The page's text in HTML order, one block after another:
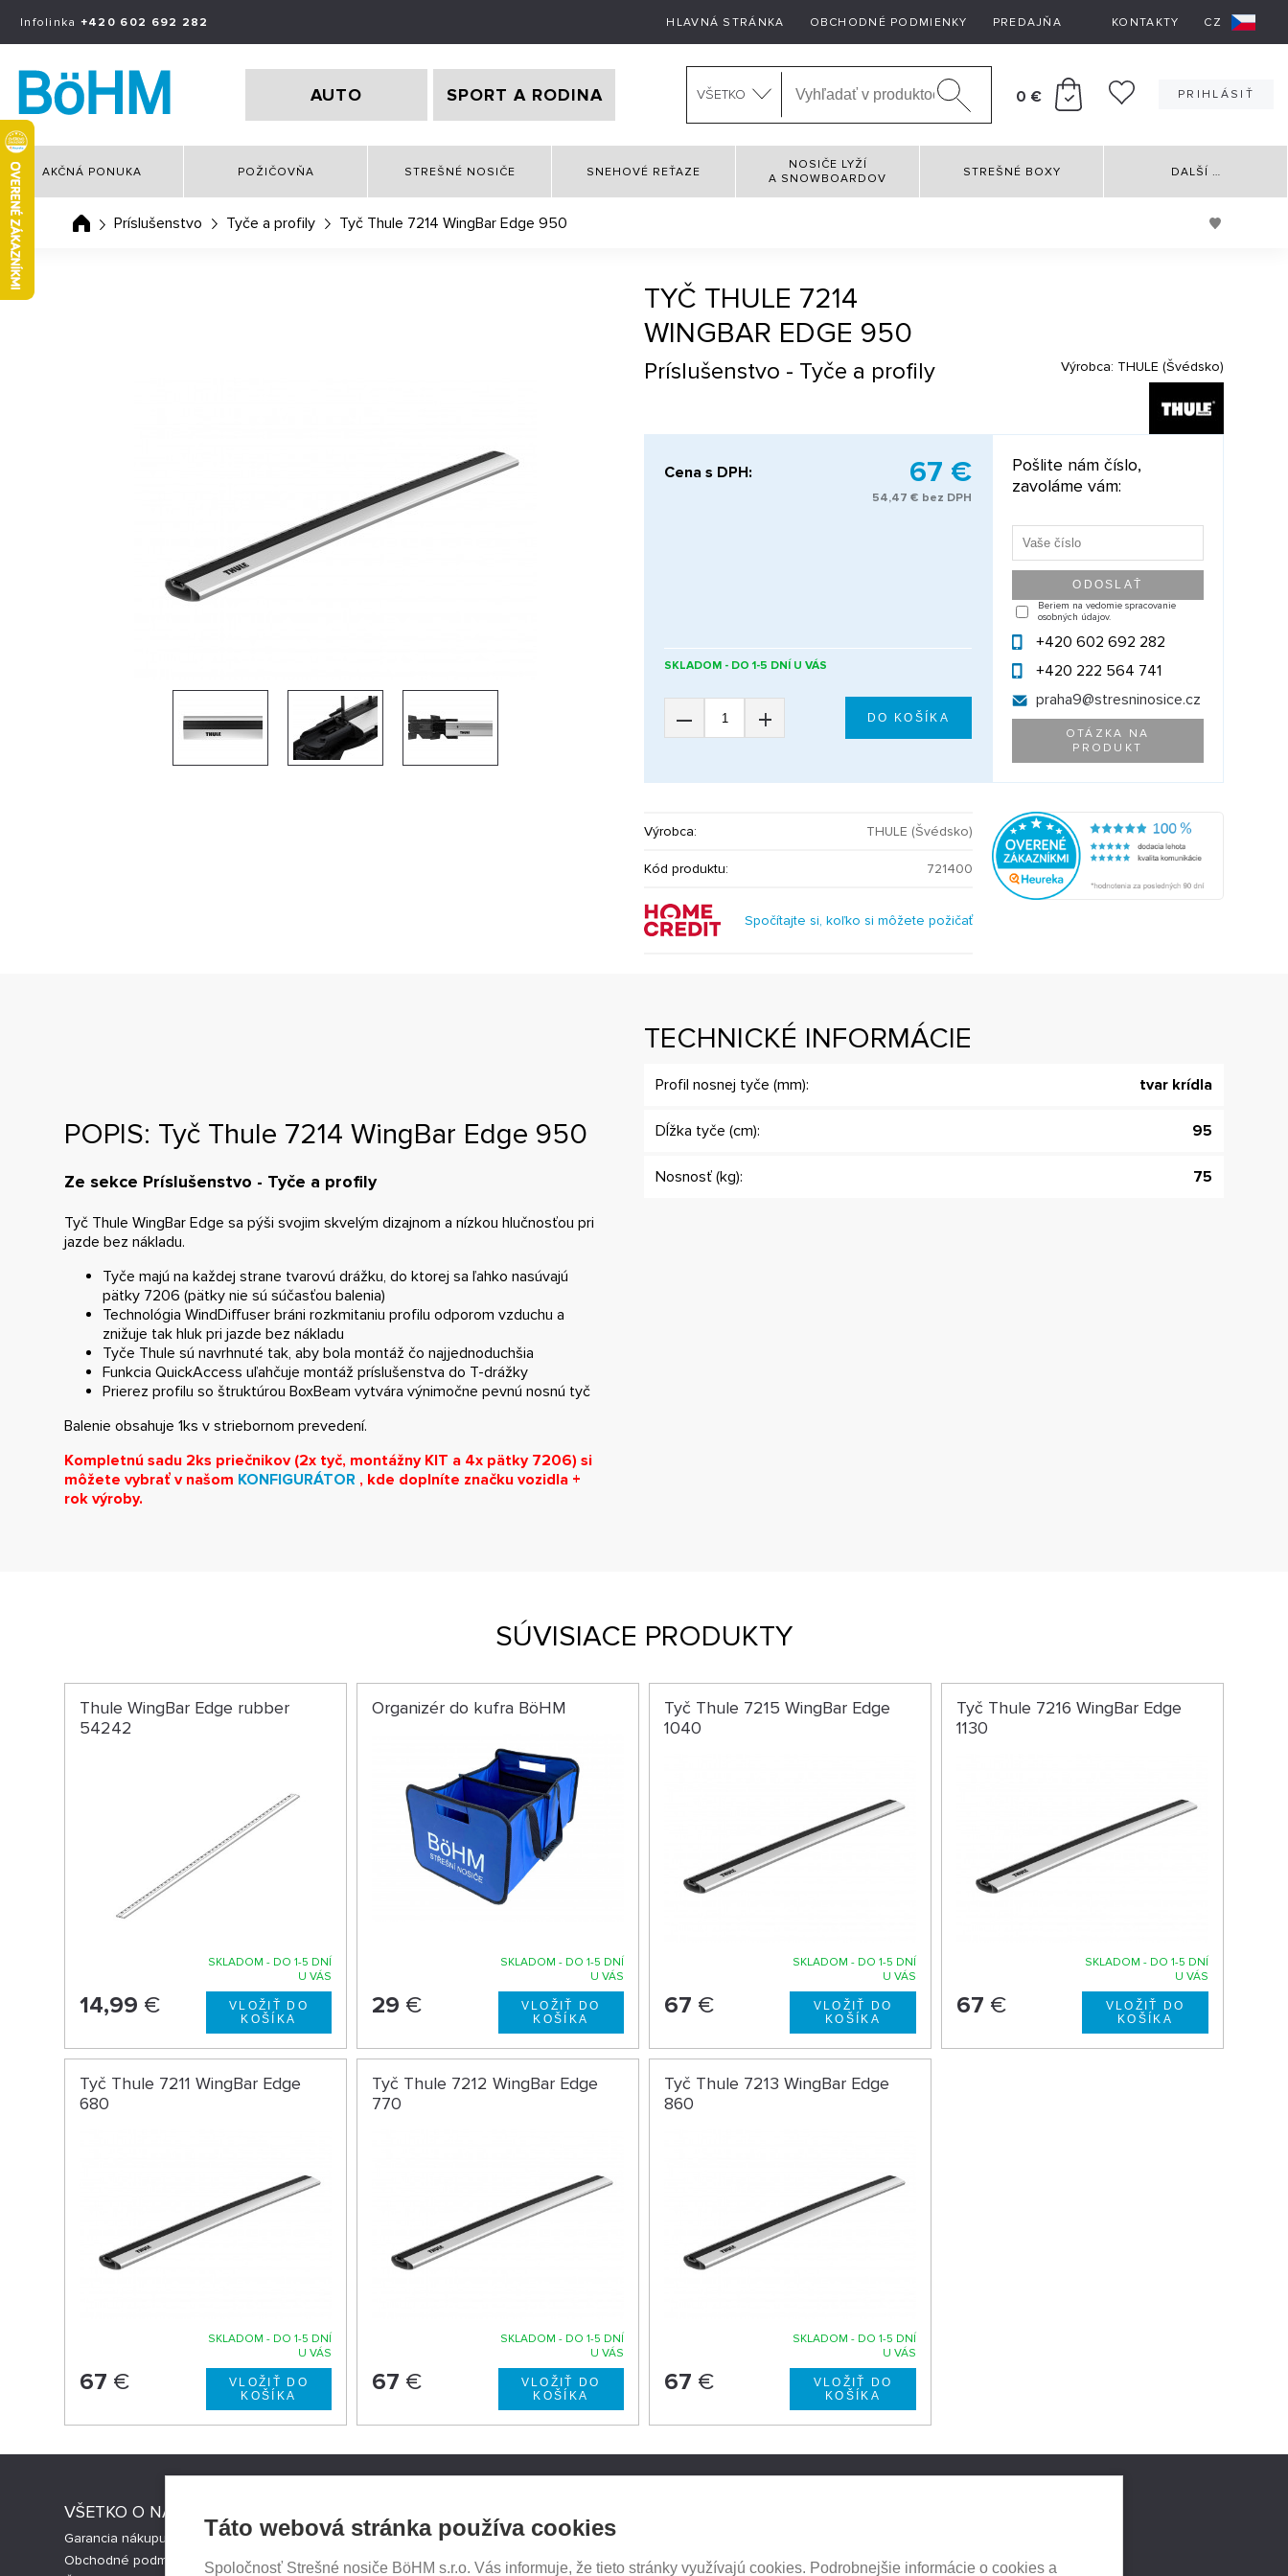
Infolinka +420 602 692 282 HLAVNÁ STRÁNKA OBCHODNÉ PODMIENKY PREDAJŇA KONTAKTY CZ
AUTO SPORT A RODINA VŠETKO 0 € PRIHLÁSIŤ
AKČNÁ PONUKA POŽIČOVŇA STREŠNÉ NOSIČE SNEHOVÉ REŤAZE
NOSIČE LYŽÍ
A SNOWBOARDOV
STREŠNÉ BOXY DALŠÍ …
Príslušenstvo Tyče a profily Tyč Thule 7214 WingBar Edge 950
TYČ THULE 7214
WINGBAR EDGE 950
Príslušenstvo - Tyče a profily Výrobca: THULE (Švédsko)
Cena s DPH: 67 €
54,47 € bez DPH
SKLADOM - DO 1-5 DNÍ U VÁS
– +
Pošlite nám číslo,
zavoláme vám:
Beriem na vedomie spracovanie
osobných údajov.
+420 602 692 282
+420 222 564 741
praha9@stresninosice.cz
OTÁZKA NA
PRODUKT
Výrobca: THULE (Švédsko)
Kód produktu: 721400
Spočítajte si, koľko si môžete požičať
POPIS: Tyč Thule 7214 WingBar Edge 950
Ze sekce Príslušenstvo - Tyče a profily
Tyč Thule WingBar Edge sa pýši svojim skvelým dizajnom a nízkou hlučnosťou pri
jazde bez nákladu.
Tyče majú na každej strane tvarovú drážku, do ktorej sa ľahko nasúvajú
pätky 7206 (pätky nie sú súčasťou balenia)
Technológia WindDiffuser bráni rozkmitaniu profilu odporom vzduchu a
znižuje tak hluk pri jazde bez nákladu
Tyče Thule sú navrhnuté tak, aby bola montáž čo najjednoduchšia
Funkcia QuickAccess uľahčuje montáž príslušenstva do T-drážky
Prierez profilu so štruktúrou BoxBeam vytvára výnimočne pevnú nosnú tyč
Balenie obsahuje 1ks v striebornom prevedení.
Kompletnú sadu 2ks priečnikov (2x tyč, montážny KIT a 4x pätky 7206) si
môžete vybraťvnašom KONFIGURÁTOR , kde doplníte značku vozidla +
rok výroby.
TECHNICKÉ INFORMÁCIE
Profil nosnej tyče (mm): tvar krídla
Dĺžka tyče (cm): 95
Nosnosť (kg): 75
SÚVISIACE PRODUKTY
Thule WingBar Edge rubber
54242
SKLADOM - DO 1-5 DNÍ
U VÁS
14,99 €
Organizér do kufra BöHM
SKLADOM - DO 1-5 DNÍ
U VÁS
29 €
Tyč Thule 7215 WingBar Edge
1040
SKLADOM - DO 1-5 DNÍ
U VÁS
67 €
Tyč Thule 7216 WingBar Edge
1130
SKLADOM - DO 1-5 DNÍ
U VÁS
67 €
Tyč Thule 7211 WingBar Edge
680
SKLADOM - DO 1-5 DNÍ
U VÁS
67 €
Tyč Thule 7212 WingBar Edge
770
SKLADOM - DO 1-5 DNÍ
U VÁS
67 €
Tyč Thule 7213 WingBar Edge
860
SKLADOM - DO 1-5 DNÍ
U VÁS
67 €
VŠETKO O NÁKUPE
Garancia nákupu
Obchodné podmienky
Strešné nosiče Thule
Česká verze e-shopu
Táto webová stránka používa cookies
Spoločnosť Strešné nosiče BöHM s.r.o. Vás informuje, že tieto stránky využívajú cookies. Podrobnejšie informácie o cookies a